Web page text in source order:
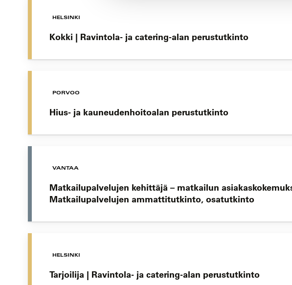
HELSINKI
Kokki | Ravintola- ja catering-alan perustutkinto
PORVOO
Hius- ja kauneudenhoitoalan perustutkinto
VANTAA
Matkailupalvelujen kehittäjä – matkailun
Matkailupalvelujen ammattitutkinto, osatutkinto
HELSINKI
Tarjoilija | Ravintola- ja catering-alan perustutkinto